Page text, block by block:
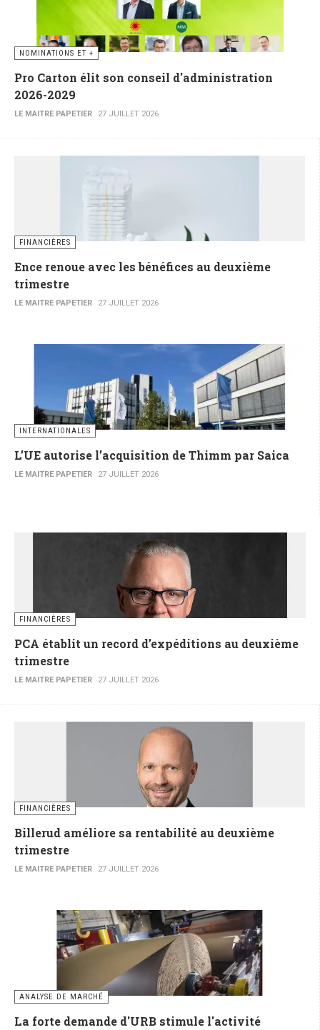
NOMINATIONS ET +
Pro Carton élit son conseil d'administration
2026-2029
LE MAITRE PAPETIER 27 JUILLET 2026
FINANCIÈRES
Ence renoue avec les bénéfices au deuxième
trimestre
LE MAITRE PAPETIER 27 JUILLET 2026
INTERNATIONALES
L’UE autorise l’acquisition de Thimm par Saica
LE MAITRE PAPETIER 27 JUILLET 2026
FINANCIÈRES
PCA établit un record d’expéditions au deuxième
trimestre
LE MAITRE PAPETIER 27 JUILLET 2026
FINANCIÈRES
Billerud améliore sa rentabilité au deuxième
trimestre
LE MAITRE PAPETIER 27 JUILLET 2026
ANALYSE DE MARCHÉ
La forte demande d'URB stimule l'activité